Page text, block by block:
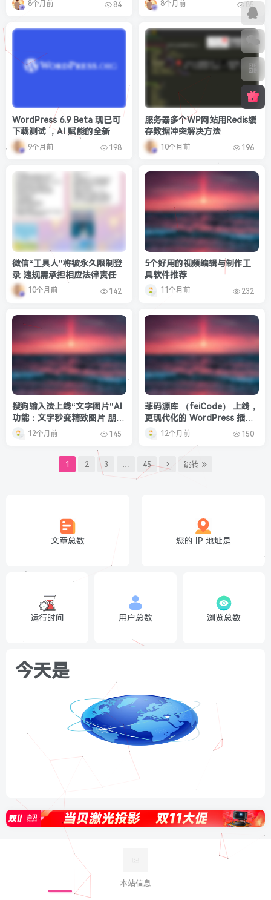
8个月前 84 8个月前 85
WordPress 6.9 Beta 现已可
下载测试 ，AI 赋能的全新时
代来临9个月前 198
服务器多个WP网站用Redis缓
存数据冲突解决方法
10个月前 196
微信“工具人”将被永久限制登
录 违规需承担相应法律责任
10个月前 142
5个好用的视频编辑与制作工
具软件推荐
11个月前 232
搜狗输入法上线“文字图片”AI
功能：文字秒变精致图片 朋友
圈有排面了
12个月前 145
菲码源库 （feiCode） 上线，
更现代化的 WordPress 插件
托管及开源代码服务
12个月前 150
1 2 3 … 45 跳转
运行时间 用户总数 浏览总数
文章总数 您的 IP 地址是
今天是
本站信息